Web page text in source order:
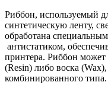
Риббон, используемый
синтетическую ленту,
обработана
антистатиком,
принтера. Риббон может
(Resin) либо воска
комбинированного типа.